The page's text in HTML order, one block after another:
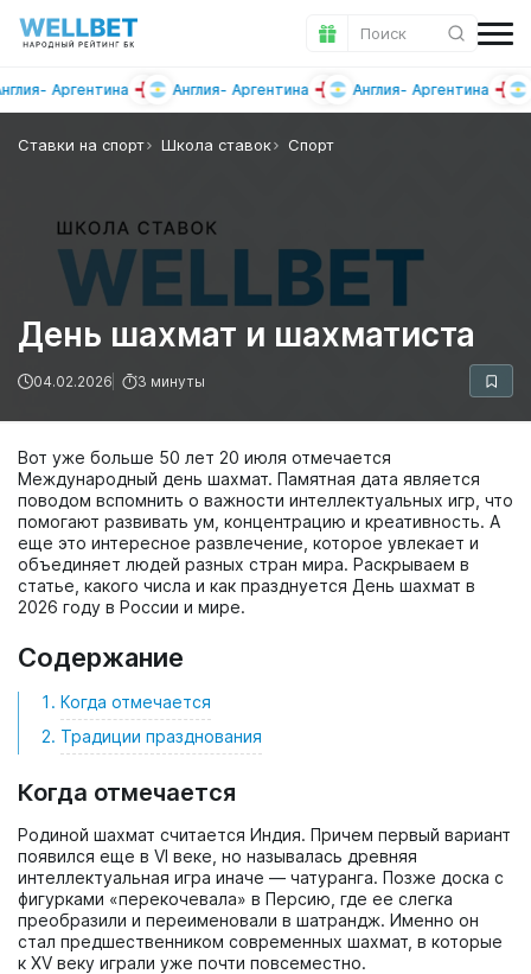
Поиск
Аргентина Англия Аргентина Англия Аргентина
Ставки на спорт Школа ставок Спорт
День шахмат и шахматиста
04.02.2026 3 минуты
Вот уже больше 50 лет 20 июля отмечается
Международный день шахмат. Памятная дата является
поводом вспомнить о важности интеллектуальных игр, что
помогают развивать ум, концентрацию и креативность. А
еще это интересное развлечение, которое увлекает и
объединяет людей разных стран мира. Раскрываем в
статье, какого числа и как празднуется День шахмат в
2026 году в России и мире.
Содержание
Когда отмечается
Традиции празднования
Когда отмечается
Родиной шахмат считается Индия. Причем первый вариант
появился еще в VI веке, но называлась древняя
интеллектуальная игра иначе — чатуранга. Позже доска с
фигурками «перекочевала» в Персию, где ее слегка
преобразили и переименовали в шатрандж. Именно он
стал предшественником современных шахмат, в которые
к XV веку играли уже почти повсеместно.